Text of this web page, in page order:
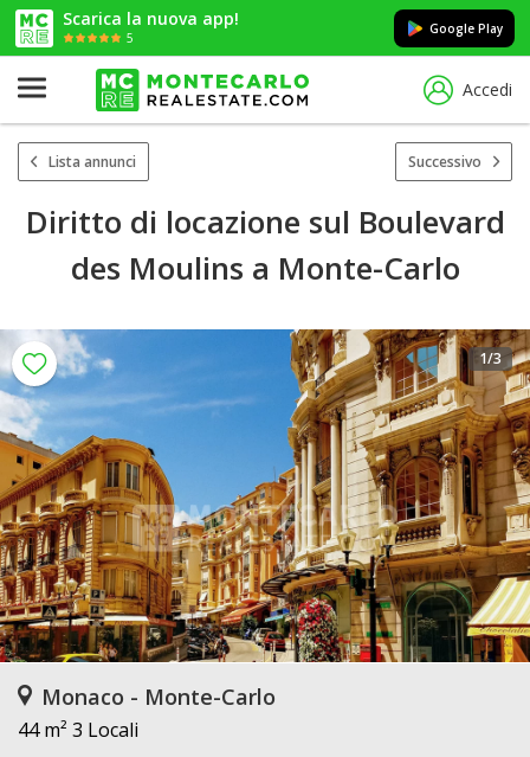
Scarica la nuova app!
5
Google Play
Accedi
Lista annunci Successivo
Diritto di locazione sul Boulevard
des Moulins a Monte-Carlo
1/3
Monaco - Monte-Carlo
44 m² 3 Locali